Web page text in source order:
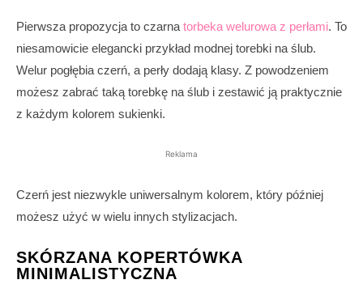
Pierwsza propozycja to czarna torbeka welurowa z perłami. To
niesamowicie elegancki przykład modnej torebki na ślub.
Welur pogłębia czerń, a perły dodają klasy. Z powodzeniem
możesz zabrać taką torebkę na ślub i zestawić ją praktycznie
z każdym kolorem sukienki.
Reklama
Czerń jest niezwykle uniwersalnym kolorem, który później
możesz użyć w wielu innych stylizacjach.
SKÓRZANA KOPERTÓWKA
MINIMALISTYCZNA